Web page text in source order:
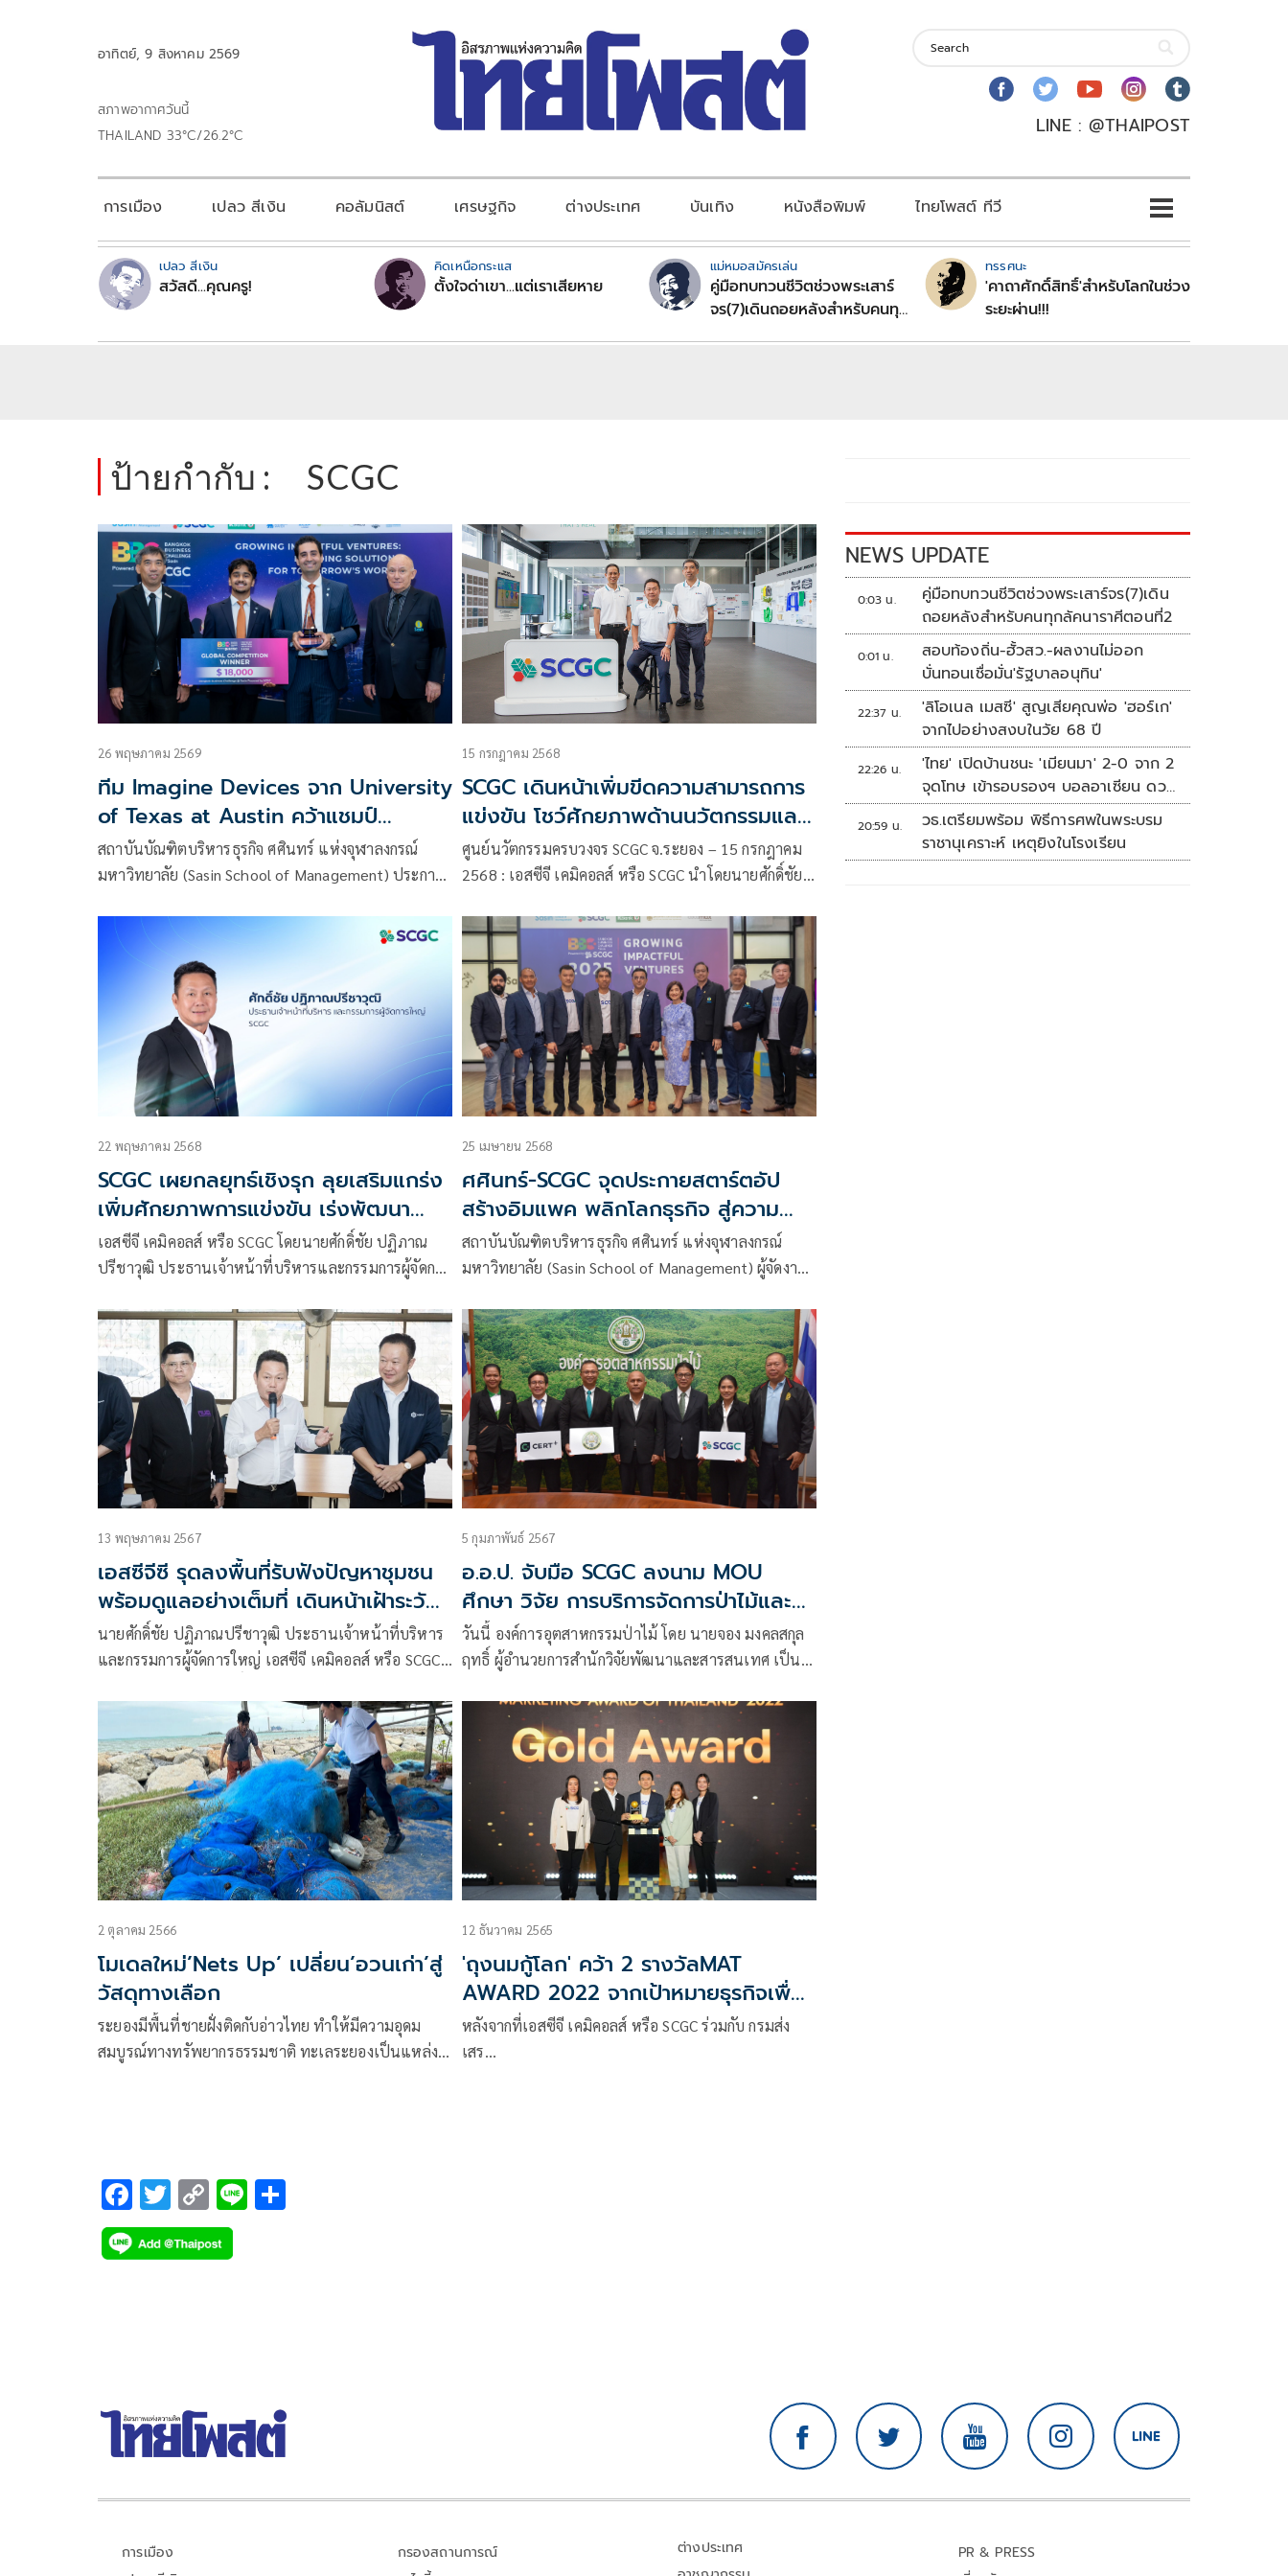
อาทิตย์, 9 สิงหาคม 2569
สภาพอากาศวันนี้
THAILAND 33°C/26.2°C
LINE : @THAIPOST
การเมือง เปลว สีเงิน คอลัมนิสต์ เศรษฐกิจ ต่างประเทศ บันเทิง หนังสือพิมพ์ ไทยโพสต์ ทีวี
เปลว สีเงิน
สวัสดี...คุณครู!
คิดเหนือกระแส
ตั้งใจด่าเขา...แต่เราเสียหาย
แม่หมอสมัครเล่น
คู่มือทบทวนชีวิตช่วงพระเสาร์
จร(7)เดินถอยหลังสำหรับคนทุก
ทรรศนะ
'คาถาศักดิ์สิทธิ์'สำหรับโลกในช่วง
ระยะผ่าน!!!
ป้ายกำกับ : SCGC
26 พฤษภาคม 2569
ทีม Imagine Devices จาก University
of Texas at Austin คว้าแชมป์
Bangkok Business Challenge 2026
powered by SCGC การแข่งขันแผน
ใหม่เพื่อโลกอนาคต
สถาบันบัณฑิตบริหารธุรกิจ ศศินทร์ แห่งจุฬาลงกรณ์
มหาวิทยาลัย (Sasin School of Management) ประกาศ
โลก สำหรับนิสิตนักศึกษา Bangkok Business Challenge
2026 powered by SCGC ซึ่งได้รับการสนับสนุนหลักจาก
บริษัท เอสซีจี เคมิคอลส์ จำกัด (มหาชน) หรือ SCGC ผู้นำ
ธุรกิจพอลิเมอร์และโซลูชันครบวงจรเพื่อความยั่งยืน
15 กรกฎาคม 2568
SCGC เดินหน้าเพิ่มขีดความสามารถการ
แข่งขัน โชว์ศักยภาพด้านนวัตกรรมและ
เทคโนโลยีดิจิทัล ต่อยอดความเชี่ยวชาญ
สู่ธุรกิจใหม่ พร้อมเตรียมเดินเครื่อง
ศูนย์นวัตกรรมครบวงจร SCGC จ.ระยอง – 15 กรกฎาคม
2568 : เอสซีจี เคมิคอลส์ หรือ SCGC นำโดยนายศักดิ์ชัย
กรรมการผู้จัดการใหญ่ บริษัท เอสซีจี เคมิคอลส์ จำกัด
(มหาชน)
22 พฤษภาคม 2568
SCGC เผยกลยุทธ์เชิงรุก ลุยเสริมแกร่ง
เพิ่มศักยภาพการแข่งขัน เร่งพัฒนา
สินค้า HVA และ Green Polymer รุด
รับตลาดปิโตรเคมีในภูมิภาคช่วงฟื้นตัว
เอสซีจี เคมิคอลส์ หรือ SCGC โดยนายศักดิ์ชัย ปฏิภาณ
ปรีชาวุฒิ ประธานเจ้าหน้าที่บริหารและกรรมการผู้จัดการ
25 เมษายน 2568
ศศินทร์-SCGC จุดประกายสตาร์ตอัป
สร้างอิมแพค พลิกโลกธุรกิจ สู่ความ
ยั่งยืน บนเวที Bangkok Business
Challenge 2025 - Growing
สถาบันบัณฑิตบริหารธุรกิจ ศศินทร์ แห่งจุฬาลงกรณ์
มหาวิทยาลัย (Sasin School of Management) ผู้จัดงาน
Challenge 2025 powered by
13 พฤษภาคม 2567
เอสซีจีซี รุดลงพื้นที่รับฟังปัญหาชุมชน
พร้อมดูแลอย่างเต็มที่ เดินหน้าเฝ้าระวัง
คุณภาพสิ่งแวดล้อมต่อเนื่อง
นายศักดิ์ชัย ปฏิภาณปรีชาวุฒิ ประธานเจ้าหน้าที่บริหาร
และกรรมการผู้จัดการใหญ่ เอสซีจี เคมิคอลส์ หรือ SCGC
5 กุมภาพันธ์ 2567
อ.อ.ป. จับมือ SCGC ลงนาม MOU
ศึกษา วิจัย การบริการจัดการป่าไม้และ
คาร์บอนเครดิต
วันนี้ องค์การอุตสาหกรรมป่าไม้ โดย นายจอง มงคลสกุล
ฤทธิ์ ผู้อำนวยการสำนักวิจัยพัฒนาและสารสนเทศ เป็นผู้
2 ตุลาคม 2566
โมเดลใหม่’Nets Up’ เปลี่ยน’อวนเก่า’สู่
วัสดุทางเลือก
ระยองมีพื้นที่ชายฝั่งติดกับอ่าวไทย ทำให้มีความอุดม
สมบูรณ์ทางทรัพยากรธรรมชาติ ทะเลระยองเป็นแหล่งที่
12 ธันวาคม 2565
'ถุงนมกู้โลก' คว้า 2 รางวัลMAT
AWARD 2022 จากเป้าหมายธุรกิจเพื่อ
ความยั่งยืน เป็นสินค้ามูลค่าเพิ่ม
หลังจากที่เอสซีจี เคมิคอลส์ หรือ SCGC ร่วมกับ กรมส่ง
เสร…
F
ac
e
T
wi
tt
C
o
p
Li
NEWS UPDATE
0:03 น.
คู่มือทบทวนชีวิตช่วงพระเสาร์จร(7)เดิน
ถอยหลังสำหรับคนทุกลัคนาราศีตอนที่2
0:01 น.
สอบท้องถิ่น-ฮั้วสว.-ผลงานไม่ออก
บั่นทอนเชื่อมั่น'รัฐบาลอนุทิน'
22:37 น.
'ลิโอเนล เมสซี' สูญเสียคุณพ่อ 'ฮอร์เก'
จากไปอย่างสงบในวัย 68 ปี
22:26 น.
'ไทย' เปิดบ้านชนะ 'เมียนมา' 2-0 จาก 2
จุดโทษ เข้ารอบรองฯ บอลอาเซียน ดวล
'สิงคโปร์'
20:59 น.
วธ.เตรียมพร้อม พิธีการศพในพระบรม
ราชานุเคราะห์ เหตุยิงในโรงเรียน
การเมือง
กรองสถานการณ์
ต่างประเทศ
PR & PRESS